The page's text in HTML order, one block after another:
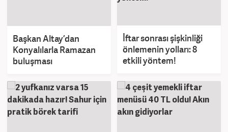
Başkan Altay’dan
Konyalılarla Ramazan
buluşması
İftar sonrası şişkinliği
önlemenin yolları: 8
etkili yöntem!